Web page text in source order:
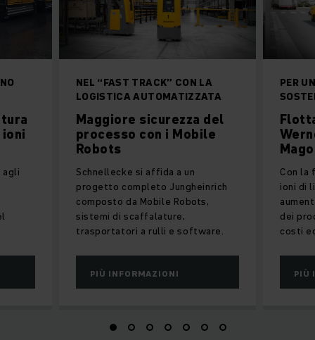
NEL “FAST TRACK” CON LA
LOGISTICA AUTOMATIZZATA
Maggiore sicurezza del
processo con i Mobile
Robots
Schnellecke si affida a un
progetto completo Jungheinrich
composto da Mobile Robots,
sistemi di scaffalature,
trasportatori a rulli e software.
PIÙ INFORMAZIONI
PER
Con la
ioni di
dei
costi
PIÙ